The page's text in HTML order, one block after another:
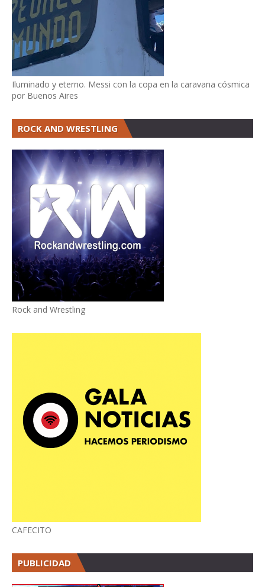
Iluminado y eterno. Messi con la copa en la caravana cósmica
por Buenos Aires
ROCK AND WRESTLING
Rock and Wrestling
CAFECITO
PUBLICIDAD